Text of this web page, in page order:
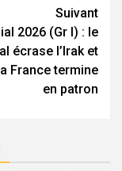
Suivant
2026 (Gr I) : le
écrase l’Irak et
France termine
en patron